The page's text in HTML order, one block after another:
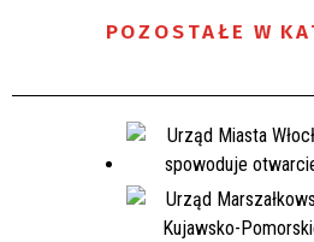
POZOSTAŁE W